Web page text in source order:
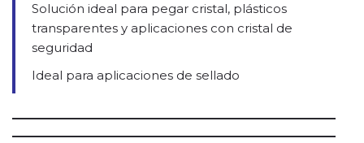
Solución ideal para pegar cristal, plásticos
transparentes y aplicaciones con cristal de
seguridad
Ideal para aplicaciones de sellado